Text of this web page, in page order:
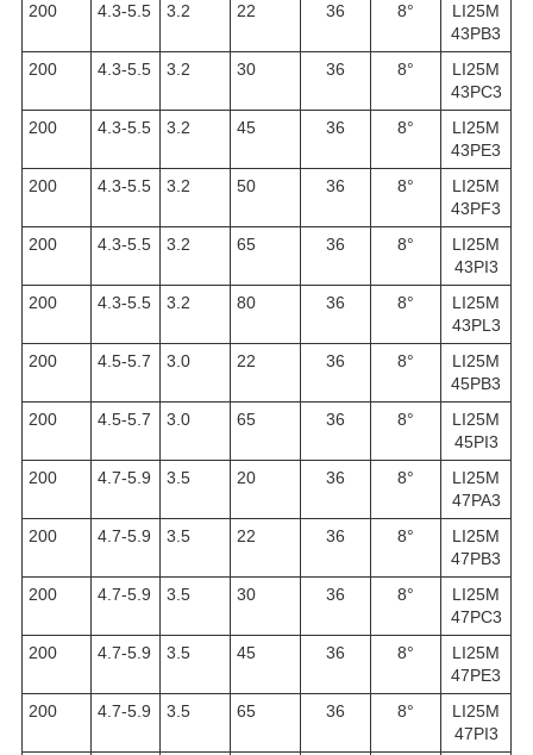
200
4.3-5.5 3.2 22 36 8°
LI25M
43PB3
200
4.3-5.5 3.2 30 36 8°
LI25M
43PC3
200
4.3-5.5 3.2 45 36 8°
LI25M
43PE3
200
4.3-5.5 3.2 50 36 8°
LI25M
43PF3
200
4.3-5.5 3.2 65 36 8°
LI25M
43PI3
200
4.3-5.5 3.2 80 36 8°
LI25M
43PL3
200
4.5-5.7 3.0 22 36 8°
LI25M
45PB3
200
4.5-5.7 3.0 65 36 8°
LI25M
45PI3
200
4.7-5.9 3.5 20 36 8°
LI25M
47PA3
200
4.7-5.9 3.5 22 36 8°
LI25M
47PB3
200
4.7-5.9 3.5 30 36 8°
LI25M
47PC3
200
4.7-5.9 3.5 45 36 8°
LI25M
47PE3
200
4.7-5.9 3.5 65 36 8°
LI25M
47PI3